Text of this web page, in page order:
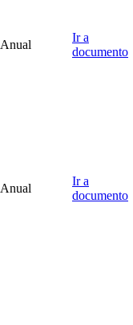
Anual
Ir a
documento
Anual
Ir a
documento